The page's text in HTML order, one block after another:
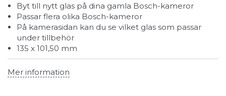
Byt till nytt glas på dina gamla Bosch-kameror
Passar flera olika Bosch-kameror
På kamerasidan kan du se vilket glas som passar
under tillbehör
135 x 101,50 mm
Mer information